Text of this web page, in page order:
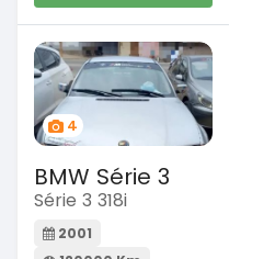
4
BMW Série 3
Série 3 318i
2001